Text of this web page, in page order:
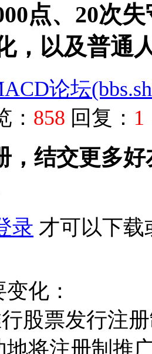
点、20次
，以及普通
论坛
： 858 回复： 1
，结交更多
录 才可以下载
化：
股票发行注
地将注册制推